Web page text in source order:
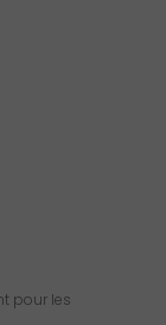
pour les